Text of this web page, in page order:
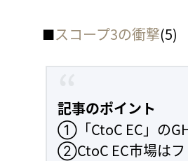
■スコープ3の衝撃(5)
記事のポイント
①「CtoC EC」の
②CtoC EC市場はフ